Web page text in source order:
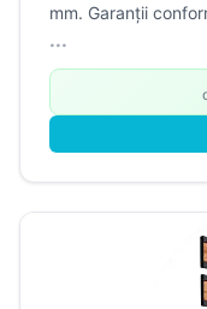
mm. Garanții
...